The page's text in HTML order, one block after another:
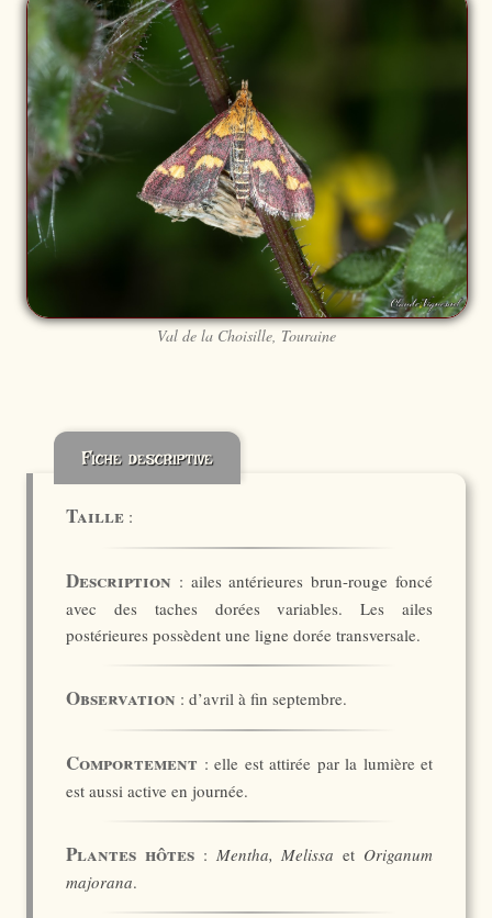
Val de la Choisille, Touraine
Fiche descriptive
Taille :
Description : ailes antérieures brun-rouge foncé
avec des taches dorées variables. Les ailes
postérieures possèdent une ligne dorée transversale.
Observation : d’avril à fin septembre.
Comportement : elle est attirée par la lumière et
est aussi active en journée.
Plantes hôtes: Mentha, Melissa et Origanum
majorana.